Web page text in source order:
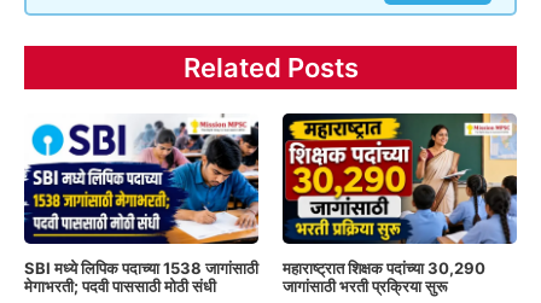
Related Posts
SBI मध्ये लिपिक पदाच्या 1538 जागांसाठी
मेगाभरती; पदवी पाससाठी मोठी संधी
महाराष्ट्रात शिक्षक पदांच्या 30,290
जागांसाठी भरती प्रक्रिया सुरू